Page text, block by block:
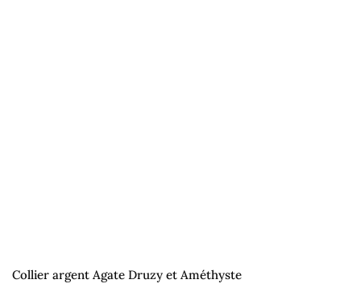
Collier argent Agate Druzy et Améthyste